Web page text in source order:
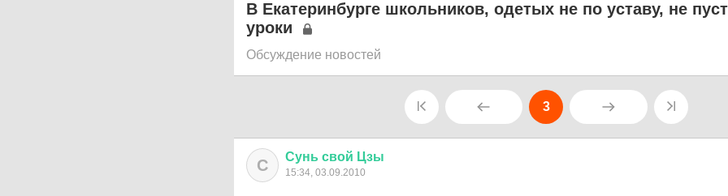
В Екатеринбурге школьников, одетых не по уставу, не
уроки
Обсуждение новостей
3
С Сунь свой Цзы
15:34, 03.09.2010